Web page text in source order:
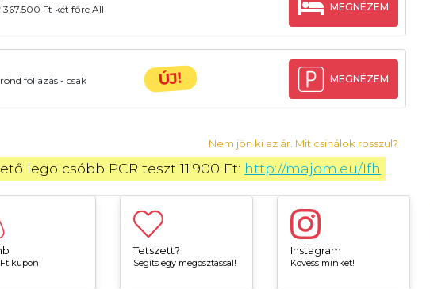
367.500 Ft két főre All
MEGNÉZEM
fóliázás - csak
ÚJ! MEGNÉZEM
Nem jön ki az ár. Mit csinálok rosszul?
legolcsóbb PCR teszt 11.900 Ft: http://majom.eu/Ifh
Ft kupon
Tetszett?
Segíts egy megosztással!
Instagram
Kövess minket!